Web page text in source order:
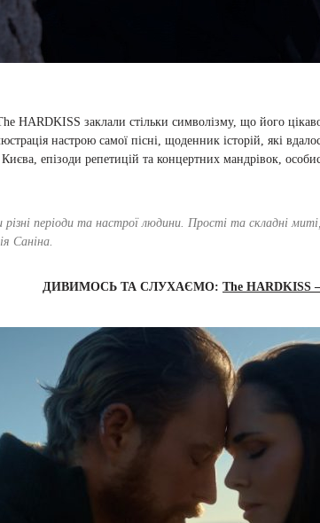
HARDKISS заклали стільки символізму, що його
настрою самої пісні, щоденник історій, які
епізоди репетицій та концертних мандрівок,
різні періоди та настрої людини. Прості та складні
Саніна.
ДИВИМОСЬ ТА СЛУХАЄМО: The HARDKISS